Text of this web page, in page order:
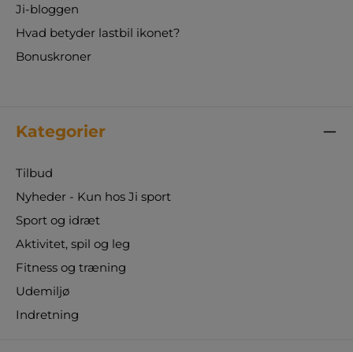
Ji-bloggen
Hvad betyder lastbil ikonet?
Bonuskroner
Kategorier
Tilbud
Nyheder - Kun hos Ji sport
Sport og idræt
Aktivitet, spil og leg
Fitness og træning
Udemiljø
Indretning